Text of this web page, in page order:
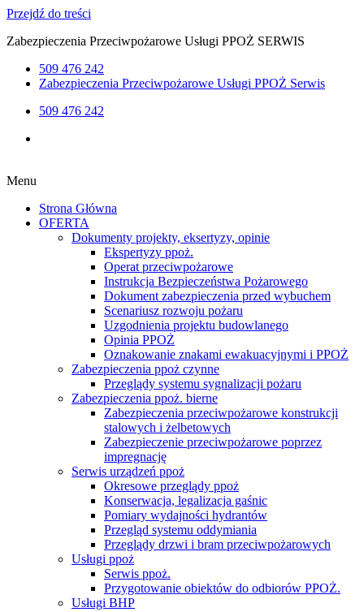
Przejdź do treści
Zabezpieczenia Przeciwpożarowe Usługi PPOŻ SERWIS
509 476 242
Zabezpieczenia Przeciwpożarowe Usługi PPOŻ Serwis
509 476 242
Menu
Strona Główna
OFERTA
Dokumenty projekty, eksertyzy, opinie
Ekspertyzy ppoż.
Operat przeciwpożarowe
Instrukcja Bezpieczeństwa Pożarowego
Dokument zabezpieczenia przed wybuchem
Scenariusz rozwoju pożaru
Uzgodnienia projektu budowlanego
Opinia PPOŻ
Oznakowanie znakami ewakuacyjnymi i PPOŻ
Zabezpieczenia ppoż czynne
Przeglądy systemu sygnalizacji pożaru
Zabezpieczenia ppoż. bierne
Zabezpieczenia przeciwpożarowe konstrukcji
stalowych i żelbetowych
Zabezpieczenie przeciwpożarowe poprzez
impregnację
Serwis urządzeń ppoż
Okresowe przeglądy ppoż
Konserwacja, legalizacja gaśnic
Pomiary wydajności hydrantów
Przegląd systemu oddymiania
Przeglądy drzwi i bram przeciwpożarowych
Usługi ppoż
Serwis ppoż.
Przygotowanie obiektów do odbiorów PPOŻ.
Usługi BHP